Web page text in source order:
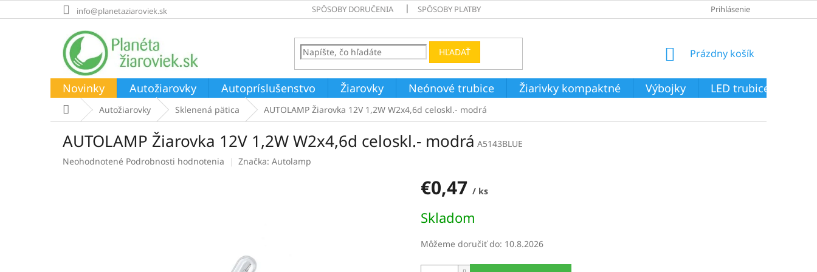
na
info@planetaziaroviek.sk SPÔSOBY DORUČENIA SPÔSOBY PLATBY Prihlásenie
HĽADAŤ
NÁKUPNÝ
Prázdny košík
Novinky Autožiarovky Autopríslušenstvo Žiarovky Neónové trubice Žiarivky kompaktné Výbojky LED trubice
DomovAutožiarovky Sklenená pätica AUTOLAMP Žiarovka 12V 1,2W W2x4,6d celoskl.- modrá
AUTOLAMP Žiarovka 12V 1,2W W2x4,6d celoskl.- modrá A5143BLUE
Priemerné
Neohodnotené Podrobnosti hodnotenia Značka: Autolamp
€0,47 / ks
cena:
Skladom
Môžeme doručiť do: 10.8.2026